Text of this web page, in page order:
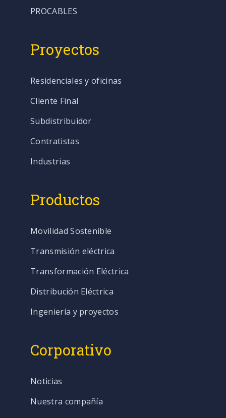
PROCABLES
Proyectos
Residenciales y oficinas
Cliente Final
Subdistribuidor
Contratistas
Industrias
Productos
Movilidad Sostenible
Transmisión eléctrica
Transformación Eléctrica
Distribución Eléctrica
Ingeniería y proyectos
Corporativo
Noticias
Nuestra compañía